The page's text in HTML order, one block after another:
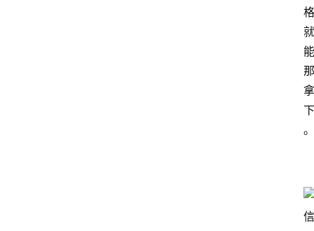
格
就
能
那
拿
下
。